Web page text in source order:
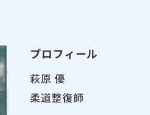
プロフィール
萩原 優
柔道整復師